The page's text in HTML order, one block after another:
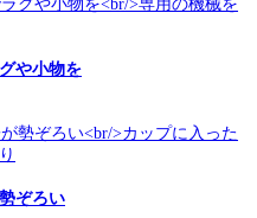
や小物を
ぞろい